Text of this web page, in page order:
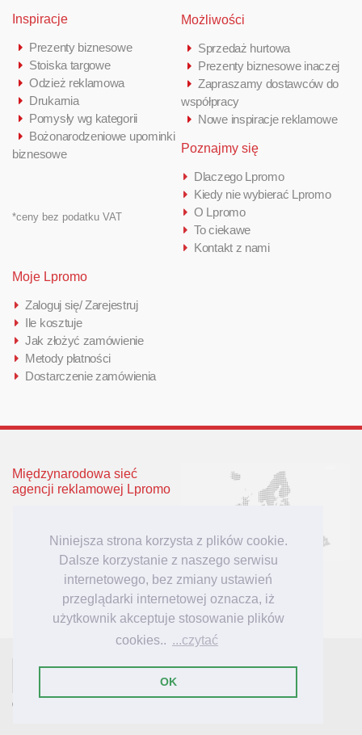
Niniejsza strona korzysta z plików cookie.
Dalsze korzystanie z naszego serwisu
internetowego, bez zmiany ustawień
przeglądarki internetowej oznacza, iż
użytkownik akceptuje stosowanie plików
cookies.. ...czytać
OK
Inspiracje
Prezenty biznesowe
Stoiska targowe
Odzież reklamowa
Drukarnia
Pomysły wg kategorii
Bożonarodzeniowe upominki
biznesowe
*ceny bez podatku VAT
Możliwości
Sprzedaż hurtowa
Prezenty biznesowe inaczej
Zapraszamy dostawców do
współpracy
Nowe inspiracje reklamowe
Poznajmy się
Dlaczego Lpromo
Kiedy nie wybierać Lpromo
O Lpromo
To ciekawe
Kontakt z nami
Moje Lpromo
Zaloguj się/ Zarejestruj
Ile kosztuje
Jak złożyć zamówienie
Metody płatności
Dostarczenie zamówienia
Międzynarodowa sieć
agencji reklamowej Lpromo
Wielka Brytania
Niemcy
- tu mieszkają inspiracje reklamowe!
© 2007-2023 Lpromo.PL